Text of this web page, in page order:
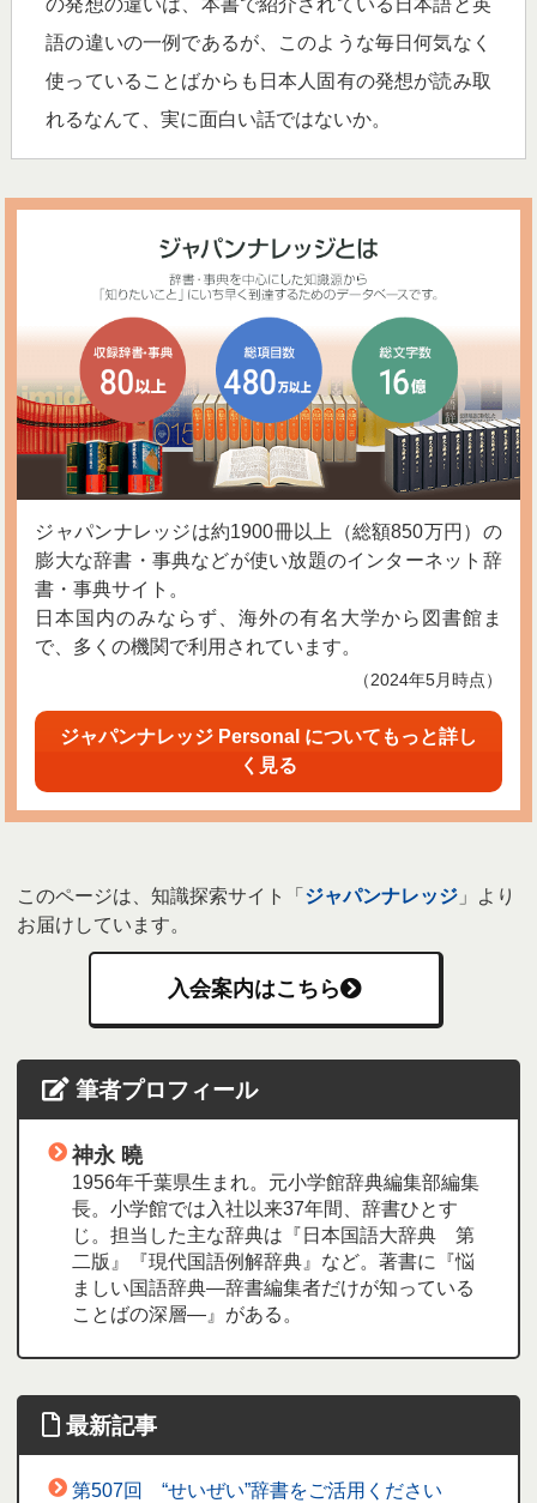
の発想の違いは、本書で紹介されている日本語と英
語の違いの一例であるが、このような毎日何気なく
使っていることばからも日本人固有の発想が読み取
れるなんて、実に面白い話ではないか。
ジャパンナレッジは約1900冊以上（総額850万円）の
膨大な辞書・事典などが使い放題のインターネット辞
書・事典サイト。
日本国内のみならず、海外の有名大学から図書館ま
で、多くの機関で利用されています。
（2024年5月時点）
ジャパンナレッジ Personal についてもっと詳し
く見る
このページは、知識探索サイト「 ジャパンナレッジ 」より
お届けしています。
入会案内はこちら
筆者プロフィール
神永 曉
1956年千葉県生まれ。元小学館辞典編集部編集
長。小学館では入社以来37年間、辞書ひとす
じ。担当した主な辞典は『日本国語大辞典 第
二版』『現代国語例解辞典』など。著書に『悩
ましい国語辞典―辞書編集者だけが知っている
ことばの深層―』がある。
最新記事
第507回 “せいぜい”辞書をご活用ください